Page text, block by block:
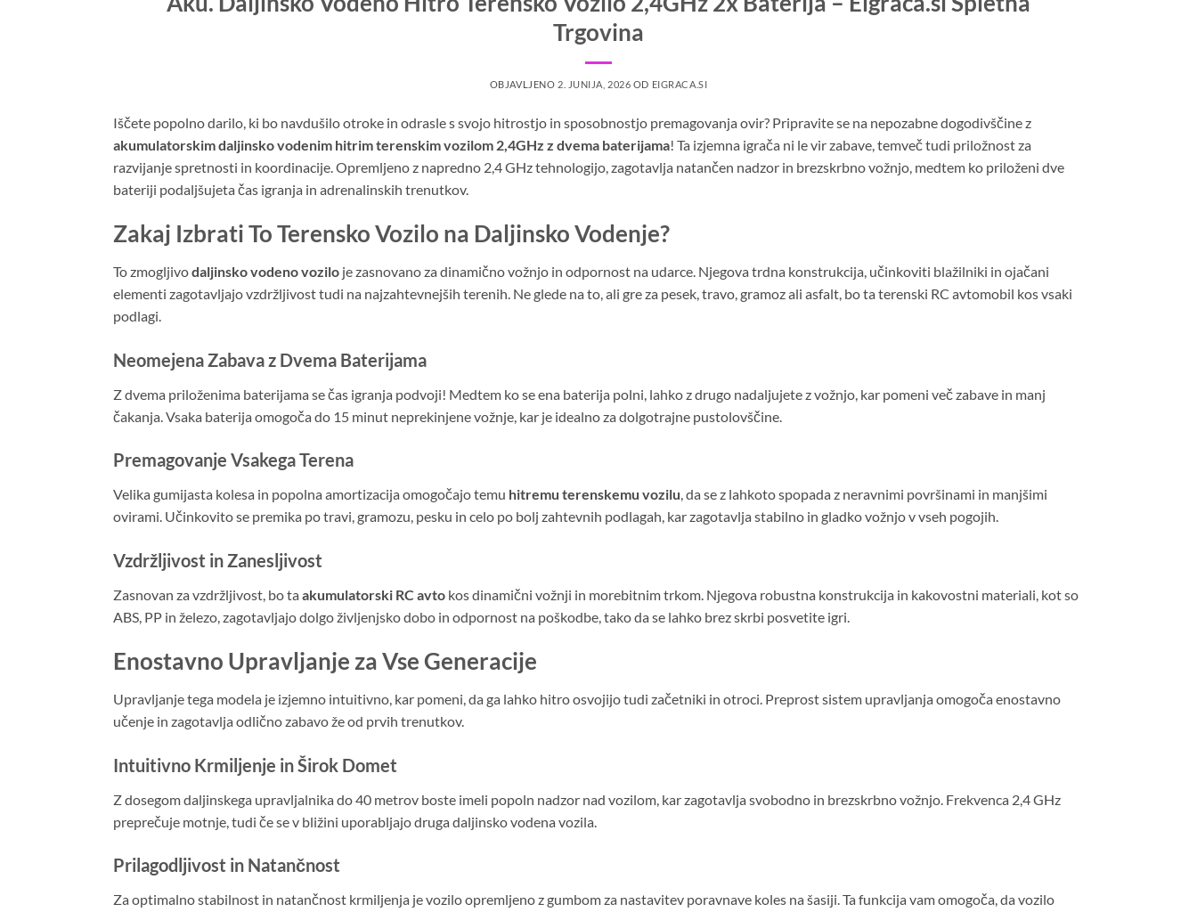
Trgovina
OBJAVLJENO 2. JUNIJA, 2026 OD EIGRACA.SI
Iščete popolno darilo, ki bo navdušilo otroke in odrasle s svojo hitrostjo in sposobnostjo premagovanja ovir? Pripravite se na nepozabne dogodivščine z
akumulatorskim daljinsko vodenim hitrim terenskim vozilom 2,4GHz z dvema baterijama! Ta izjemna igrača ni le vir zabave, temveč tudi priložnost za
razvijanje spretnosti in koordinacije. Opremljeno z napredno 2,4 GHz tehnologijo, zagotavlja natančen nadzor in brezskrbno vožnjo, medtem ko priloženi dve
bateriji podaljšujeta čas igranja in adrenalinskih trenutkov.
Zakaj Izbrati To Terensko Vozilo na Daljinsko Vodenje?
To zmogljivodaljinsko vodeno vozilo je zasnovano za dinamično vožnjo in odpornost na udarce. Njegova trdna konstrukcija, učinkoviti blažilniki in ojačani
elementi zagotavljajo vzdržljivost tudi na najzahtevnejših terenih. Ne glede na to, ali gre za pesek, travo, gramoz ali asfalt, bo ta terenski RC avtomobil kos vsaki
podlagi.
Neomejena Zabava z Dvema Baterijama
Z dvema priloženima baterijama se čas igranja podvoji! Medtem ko se ena baterija polni, lahko z drugo nadaljujete z vožnjo, kar pomeni več zabave in manj
čakanja. Vsaka baterija omogoča do 15 minut neprekinjene vožnje, kar je idealno za dolgotrajne pustolovščine.
Premagovanje Vsakega Terena
Velika gumijasta kolesa in popolna amortizacija omogočajo temu hitremu terenskemu vozilu, da se z lahkoto spopada z neravnimi površinami in manjšimi
ovirami. Učinkovito se premika po travi, gramozu, pesku in celo po bolj zahtevnih podlagah, kar zagotavlja stabilno in gladko vožnjo v vseh pogojih.
Vzdržljivost in Zanesljivost
Zasnovan za vzdržljivost, bo ta akumulatorski RC avto kos dinamični vožnji in morebitnim trkom. Njegova robustna konstrukcija in kakovostni materiali, kot so
ABS, PP in železo, zagotavljajo dolgo življenjsko dobo in odpornost na poškodbe, tako da se lahko brez skrbi posvetite igri.
Enostavno Upravljanje za Vse Generacije
Upravljanje tega modela je izjemno intuitivno, kar pomeni, da ga lahko hitro osvojijo tudi začetniki in otroci. Preprost sistem upravljanja omogoča enostavno
učenje in zagotavlja odlično zabavo že od prvih trenutkov.
Intuitivno Krmiljenje in Širok Domet
Z dosegom daljinskega upravljalnika do 40 metrov boste imeli popoln nadzor nad vozilom, kar zagotavlja svobodno in brezskrbno vožnjo. Frekvenca 2,4 GHz
preprečuje motnje, tudi če se v bližini uporabljajo druga daljinsko vodena vozila.
Prilagodljivost in Natančnost
Za optimalno stabilnost in natančnost krmiljenja je vozilo opremljeno z gumbom za nastavitev poravnave koles na šasiji. Ta funkcija vam omogoča, da vozilo